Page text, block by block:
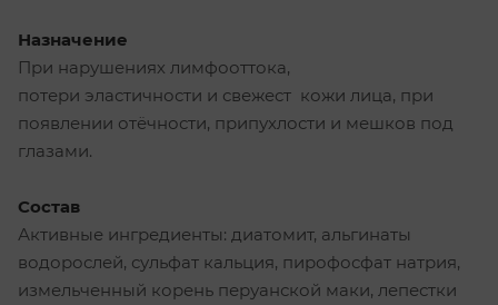
Назначение
При нарушениях лимфооттока,
потери эластичности и свежест кожи лица, при
появлении отёчности, припухлости и мешков под
глазами.
Состав
Активные ингредиенты: диатомит, альгинаты
водорослей, сульфат кальция, пирофосфат натрия,
измельченный корень перуанской маки, лепестки